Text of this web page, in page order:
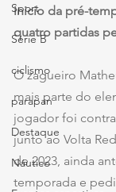
Sport
Série B
ciclismo
parapan
Destaque
Náutico
inicio da pré-
quatro partidas
O zagueiro
mais parte do
jogador foi
junto ao Volta
de 2023, ainda
temporada e